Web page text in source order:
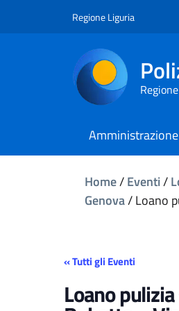
Regione Liguria
Amministrazione
Home/Eventi/
Genova/Loano
« Tutti gli Eventi
Loano